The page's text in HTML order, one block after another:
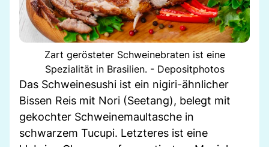
Zart gerösteter Schweinebraten ist eine
Spezialität in Brasilien. - Depositphotos
Das Schweinesushi ist ein nigiri-ähnlicher
Bissen Reis mit Nori (Seetang), belegt mit
gekochter Schweinemaultasche in
schwarzem Tucupi. Letzteres ist eine